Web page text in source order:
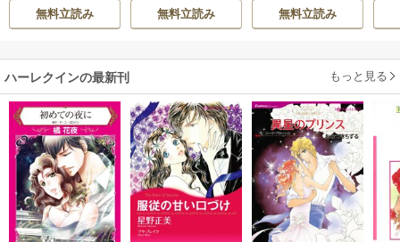
雛宮蝶鼠とりかえ
伝～
/ ゆき哉
無料立読み
ハ
無料立読み
された聖女は隣国
に売られる
輝 / 昌未
無料立読み
ハーレクインの最新刊 もっと見る